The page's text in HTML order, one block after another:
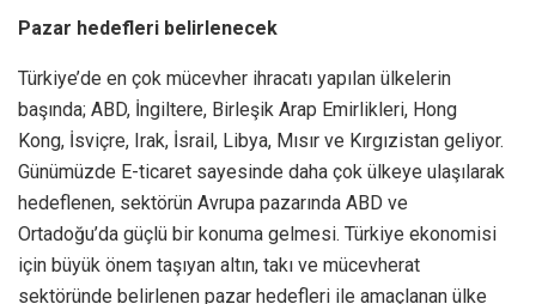
Pazar hedefleri belirlenecek
Türkiye’de en çok mücevher ihracatı yapılan ülkelerin
başında; ABD, İngiltere, Birleşik Arap Emirlikleri, Hong
Kong, İsviçre, Irak, İsrail, Libya, Mısır ve Kırgızistan geliyor.
Günümüzde E-ticaret sayesinde daha çok ülkeye ulaşılarak
hedeflenen, sektörün Avrupa pazarında ABD ve
Ortadoğu’da güçlü bir konuma gelmesi. Türkiye ekonomisi
için büyük önem taşıyan altın, takı ve mücevherat
sektöründe belirlenen pazar hedefleri ile amaçlanan ülke